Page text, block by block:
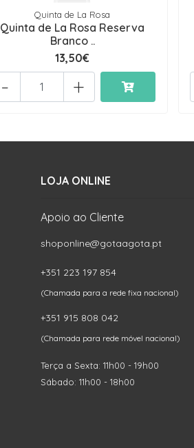
Quinta de La Rosa
Quinta de La Rosa Reserva
Branco ..
13,50€
+
-
LOJA ONLINE
Apoio ao Cliente
shoponline@gotaagota.pt
+351 223 197 854
(Chamada para a rede fixa nacional)
+351 915 808 042
(Chamada para rede móvel nacional)
Terça a Sexta: 11h00 - 19h00
Sábado: 11h00 - 18h00